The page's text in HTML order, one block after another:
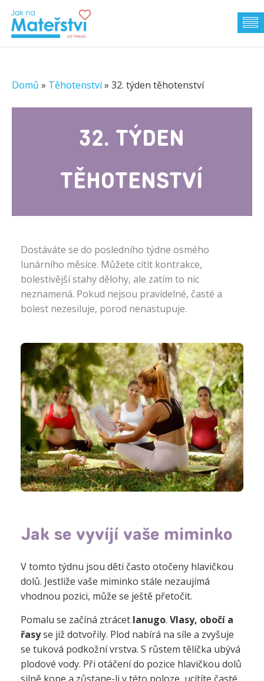
Domů » Těhotenství» 32. týden těhotenství
32. TÝDEN
TĚHOTENSTVÍ
Dostáváte se do posledního týdne osmého
lunárního měsíce. Můžete cítit kontrakce,
bolestivější stahy dělohy, ale zatím to nic
neznamená. Pokud nejsou pravidelné, časté a
bolest nezesiluje, porod nenastupuje.
Jak se vyvíjí vaše miminko
V tomto týdnu jsou děti často otočeny hlavičkou
dolů. Jestliže vaše miminko stále nezaujímá
vhodnou pozici, může se ještě přetočit.
Pomalu se začíná ztrácet lanugo. Vlasy, obočí a
řasyse již dotvořily. Plod nabírá na síle a zvyšuje
se tuková podkožní vrstva. S růstem tělíčka ubývá
plodové vody. Při otáčení do pozice hlavičkou dolů